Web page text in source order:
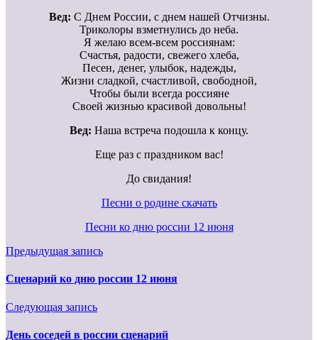
Вед: С Днем России, с днем нашей Отчизны.
Триколоры взметнулись до неба.
Я желаю всем-всем россиянам:
Счастья, радости, свежего хлеба,
Песен, денег, улыбок, надежды,
Жизни сладкой, счастливой, свободной,
Чтобы были всегда россияне
Своей жизнью красивой довольны!
Вед: Наша встреча подошла к концу.
Еще раз с праздником вас!
До свидания!
Песни о родине скачать
Песни ко дню россии 12 июня
Предыдущая запись
Сценарий ко дню россии 12 июня
Следующая запись
День соседей в россии сценарий